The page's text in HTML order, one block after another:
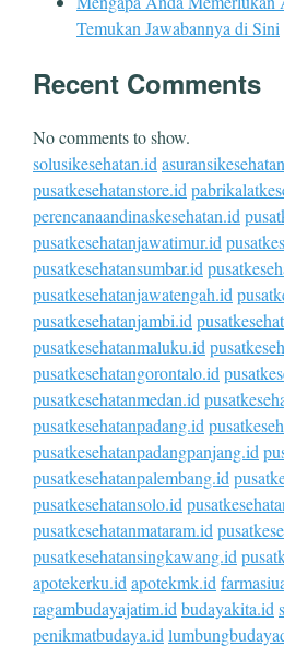
Temukan Jawabannya di Sini
Recent Comments
No comments to show.
solusikesehatan.id
pusatkesehatanstore.id
perencanaandinaskesehatan.id
pusatkesehatanjawatimur.id
pusatkesehatansumbar.id
pusatkesehatanjawatengah.id
pusatkesehatanjambi.id
pusatkesehatanmaluku.id
pusatkesehatangorontalo.id
pusatkesehatanmedan.id
pusatkesehatanpadang.id
pusatkesehatanpadangpanjang.id
pusatkesehatanpalembang.id
pusatkesehatansolo.id
pusatkesehatanmataram.id
pusatkesehatansingkawang.id
apotekerku.id apotekmk.id
ragambudayajatim.id budayakita.id
penikmatbudaya.id